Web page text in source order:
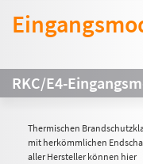
RKC/E4-
Thermischen
mit herkömmlichen
aller Hersteller können hier